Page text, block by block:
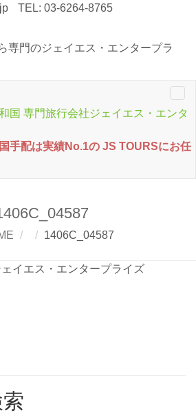
TEL: 03-6264-8765
専門のジェイエス・エンタープラ
手配は実績No.1の JS TOURSにお任
1406C_04587
ェイエス・エンタープライズ